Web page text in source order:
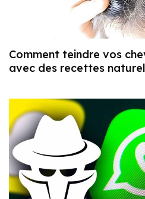
Comment teindre vos
avec des recettes